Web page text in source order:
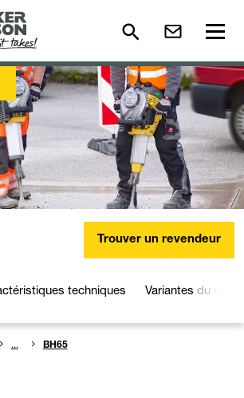
Trouver un revendeur
techniques Variantes du
... BH65